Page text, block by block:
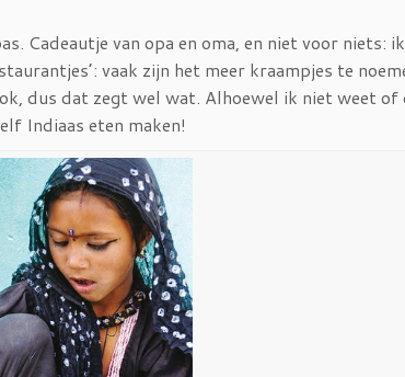
Cadeautje van opa en oma, en niet voor niets:
vaak zijn het meer kraampjes te
dus dat zegt wel wat. Alhoewel ik niet weet of
Indiaas eten maken!